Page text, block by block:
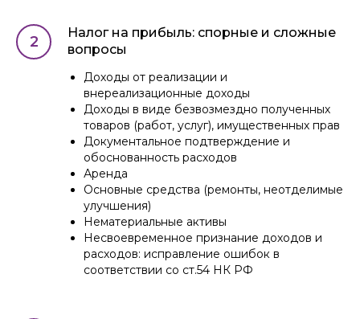
Налог на прибыль: спорные и сложные
вопросы
Доходы от реализации и
внереализационные доходы
Доходы в виде безвозмездно полученных
товаров (работ, услуг), имущественных прав
Документальное подтверждение и
обоснованность расходов
Аренда
Основные средства (ремонты, неотделимые
улучшения)
Нематериальные активы
Несвоевременное признание доходов и
расходов: исправление ошибок в
соответствии со ст.54 НК РФ